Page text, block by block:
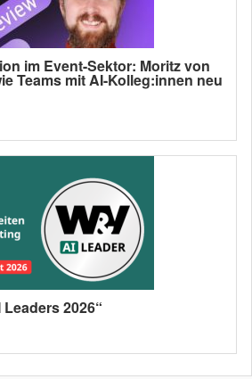
im Event-Sektor: Moritz von
Teams mit AI-Kolleg:innen neu
2026“